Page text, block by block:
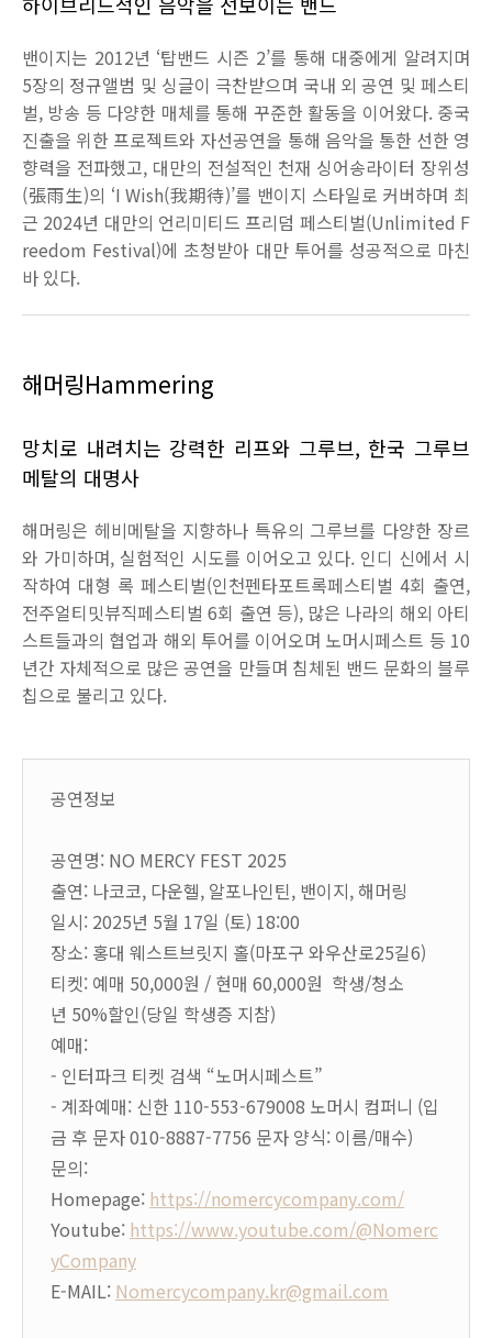
밴이지는 2012년 ‘탑밴드 시즌 2’를 통해 대중에게 알려지며
5장의 정규앨범 및 싱글이 극찬받으며 국내 외 공연 및 페스티
벌, 방송 등 다양한 매체를 통해 꾸준한 활동을 이어왔다. 중국
진출을 위한 프로젝트와 자선공연을 통해 음악을 통한 선한 영
향력을 전파했고, 대만의 전설적인 천재 싱어송라이터 장위성
(張雨生)의 ‘I Wish(我期待)’를 밴이지 스타일로 커버하며 최
근 2024년 대만의 언리미티드 프리덤 페스티벌(Unlimited F
reedom Festival)에 초청받아 대만 투어를 성공적으로 마친
바 있다.
해머링Hammering
망치로 내려치는 강력한 리프와 그루브, 한국 그루브
메탈의 대명사
해머링은 헤비메탈을 지향하나 특유의 그루브를 다양한 장르
와 가미하며, 실험적인 시도를 이어오고 있다. 인디 신에서 시
작하여 대형 록 페스티벌(인천펜타포트록페스티벌 4회 출연,
전주얼티밋뷰직페스티벌6회 출연 등), 많은 나라의 해외 아티
스트들과의 협업과 해외 투어를 이어오며 노머시페스트 등 10
년간 자체적으로 많은 공연을 만들며 침체된 밴드 문화의 블루
칩으로 불리고 있다.
공연정보
공연명: NO MERCY FEST 2025
출연: 나코코, 다운헬, 알포나인틴, 밴이지, 해머링
일시: 2025년 5월 17일 (토) 18:00
장소: 홍대 웨스트브릿지 홀(마포구 와우산로25길6)
티켓: 예매 50,000원 / 현매 60,000원 학생/청소
년 50%할인(당일 학생증 지참)
예매:
- 인터파크 티켓 검색 “노머시페스트”
- 계좌예매: 신한 110-553-679008 노머시 컴퍼니 (입
금 후 문자 010-8887-7756 문자 양식: 이름/매수)
문의:
Homepage: https://nomercycompany.com/
Youtube: https://www.youtube.com/@Nomerc
yCompany
E-MAIL: Nomercycompany.kr@gmail.com